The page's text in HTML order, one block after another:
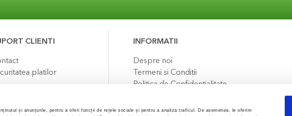
și anunțurile, pentru a oferi funcții de rețele sociale și pentru a analiza traficul. De asemenea, le oferim
CLIENTI
platilor
INFORMATII
Despre noi
Termeni si Conditii
Politica de Confidentialitate
FAQ